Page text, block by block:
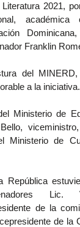
2021,
Franklin
del
a la iniciativa.
Ministerio de
Ministerio de
República
Lic.
de la
de la